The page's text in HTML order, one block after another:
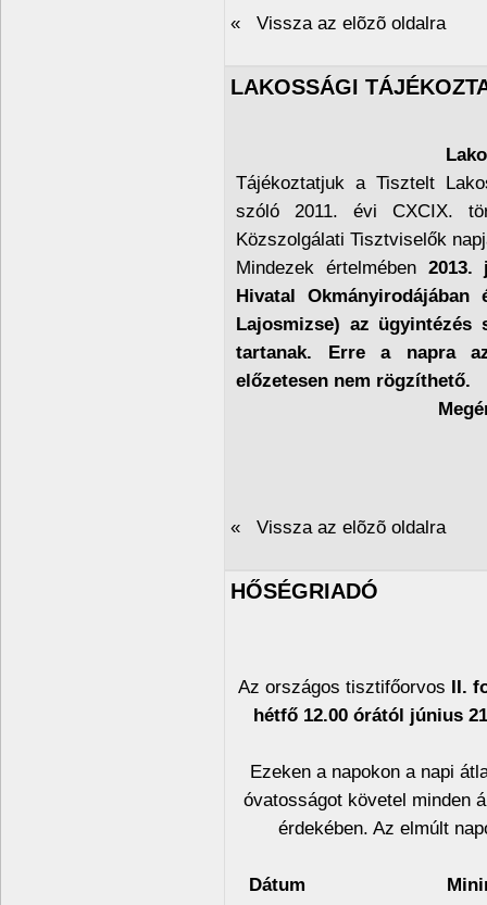
« Vissza az elõzõ oldalra
LAKOSSÁGI
Tájékoztatjuk a Tisztelt
szóló 2011. évi CXCIX.
Közszolgálati Tisztviselők
Mindezek értelmében 2013.
Hivatal Okmányirodájában
Lajosmizse) az ügyintézés
tartanak. Erre a napra
előzetesen nem rögzíthető.
« Vissza az elõzõ oldalra
HŐSÉGRIADÓ
Az országos tisztifőorvos II.
hétfő 12.00 órától június
Ezeken a napokon a napi
óvatosságot követel minden
érdekében. Az elmúlt